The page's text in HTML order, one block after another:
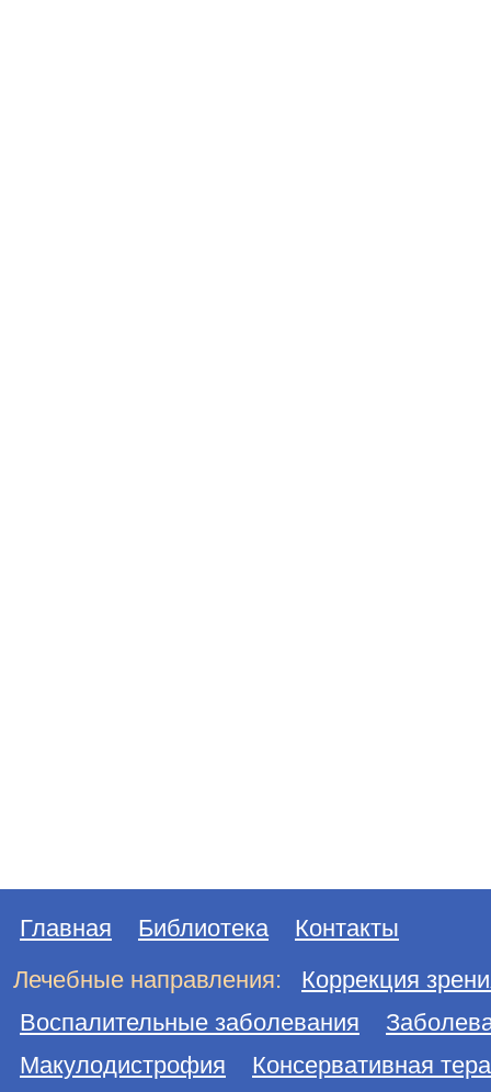
Главная Библиотека
Контакты
Лечебные направления:
Коррекция
Воспалительные заболевания
Макулодистрофия
Консервативная